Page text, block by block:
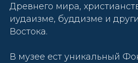
Древнего мира,
иудаизме, буддизме и
Востока.
В музее ест уникальный